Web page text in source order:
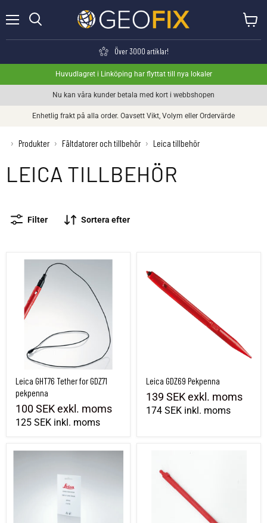
Över 3000 artiklar!
Huvudlagret i Linköping har flyttat till nya lokaler
Nu kan våra kunder betala med kort i webbshopen
Enhetlig frakt på alla order. Oavsett Vikt, Volym eller Ordervärde
› Produkter › Fältdatorer och tillbehör › Leica tillbehör
LEICA TILLBEHÖR
Filter Sortera efter
Leica GHT76 Tether for GDZ71 pekpenna
Leica GHT76 Tether for GDZ71
pekpenna
100 SEKexkl. moms
125 SEK inkl. moms
Leica GDZ69 Pekpenna
139 SEKexkl. moms
174 SEK inkl. moms